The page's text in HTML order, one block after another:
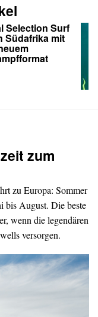
Selection Surf
Südafrika mit
zum
zu Europa: Sommer
bis August. Die beste
wenn die legendären
versorgen.